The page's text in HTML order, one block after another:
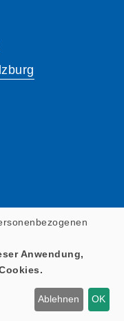
Anwendung,
Ablehnen OK